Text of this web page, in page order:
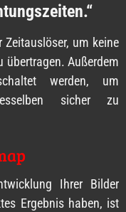
Zeitauslöser, um keine
Außerdem
werden, um
sicher zu
Ihrer Bilder
Ergebnis haben, ist